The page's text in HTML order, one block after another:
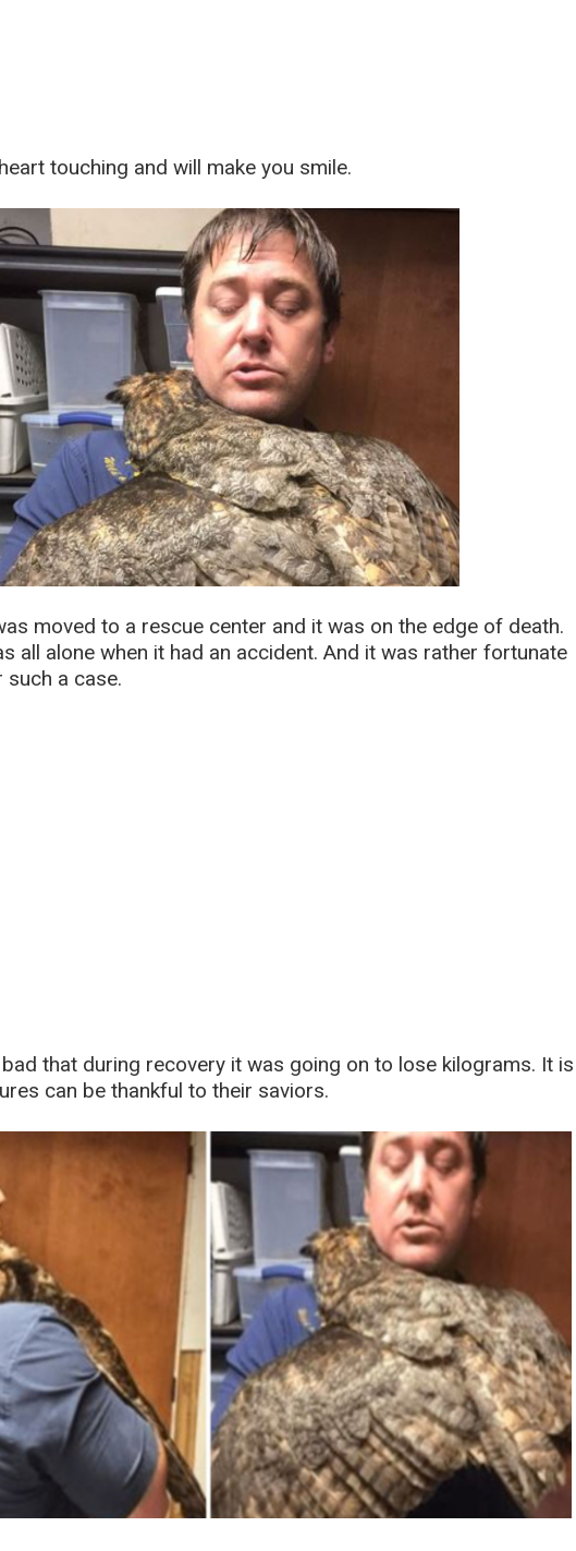
touching and will make you smile.
moved to a rescue center and it was on the edge of death.
all alone when it had an accident. And it was rather fortunate
a case.
that during recovery it was going on to lose kilograms. It is
can be thankful to their saviors.